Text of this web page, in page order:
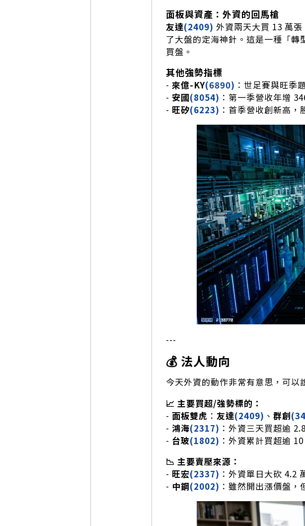
面板與資產：外資的回馬槍
友達(2409) 外資兩天大買 13 萬
了大盤的定海神針。這是一種「
買盤。
其他強勢指標
- 來億-KY(6890) ：世足賽與旺季
- 安國(8054) ：第一季營收年增
- 旺矽(6223) ：首季營收創新高
---
💰 法人動向
今天外資的動作非常有意思，可以
📈 主要買超/強勢標的：
- 面板雙虎 ： 友達(2409) 、 群創
- 鴻海(2317) ：外資三天買超逾
- 台玻(1802) ：外資累計買超逾
📉 主要賣壓來源：
- 旺宏(2337) ：外資單日大砍 4.2
- 中鋼(2002) ：雖然開出漲價盤